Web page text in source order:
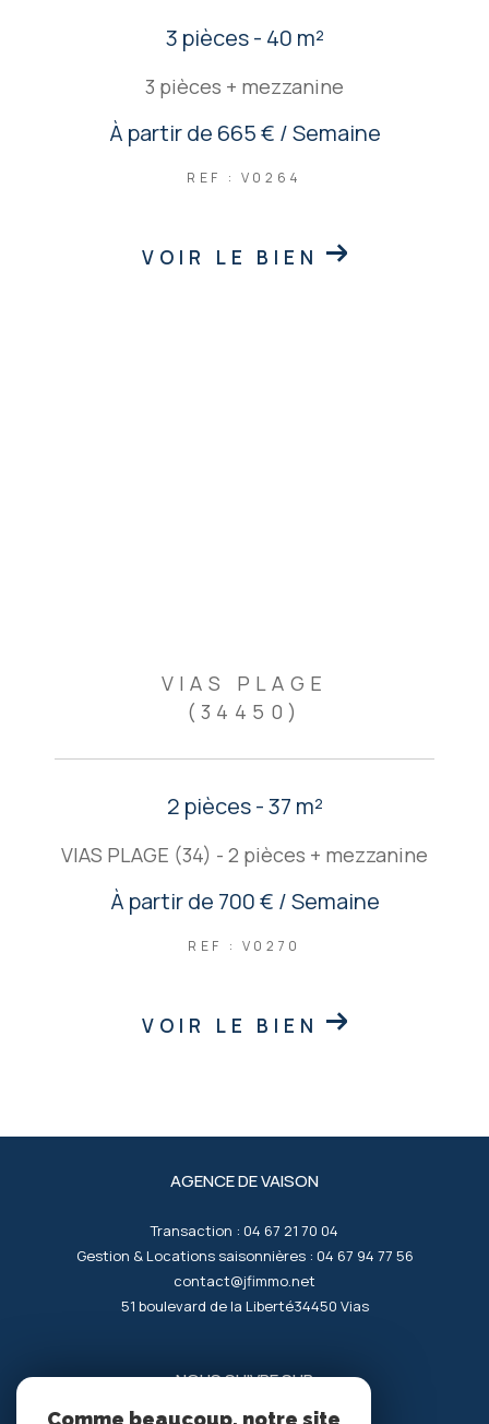
3 pièces - 40 m²
3 pièces + mezzanine
À partir de 665 € / Semaine
REF : V0264
VOIR LE BIEN
VIAS PLAGE
(34450)
2 pièces - 37 m²
VIAS PLAGE (34) - 2 pièces + mezzanine
À partir de 700 € / Semaine
REF : V0270
VOIR LE BIEN
AGENCE DE VAISON
Transaction : 04 67 21 70 04
Gestion & Locations saisonnières : 04 67 94 77 56
contact@jfimmo.net
51 boulevard de la Liberté34450 vias
NOUS SUIVRE SUR
Comme beaucoup, notre site